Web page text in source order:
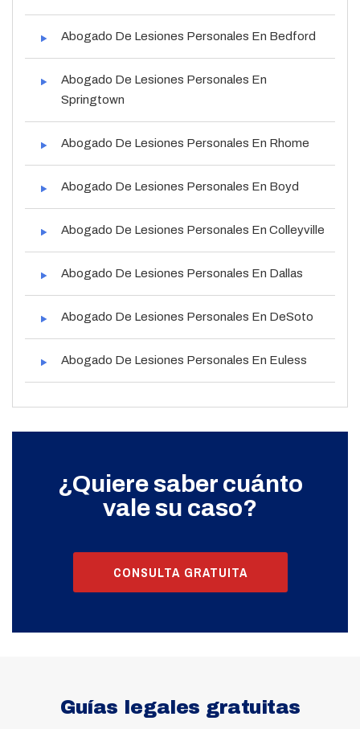
Abogado De Lesiones Personales En Bedford
Abogado De Lesiones Personales En
Springtown
Abogado De Lesiones Personales En Rhome
Abogado De Lesiones Personales En Boyd
Abogado De Lesiones Personales En Colleyville
Abogado De Lesiones Personales En Dallas
Abogado De Lesiones Personales En DeSoto
Abogado De Lesiones Personales En Euless
¿Quiere saber cuánto
vale su caso?
CONSULTA GRATUITA
Guías legales gratuitas